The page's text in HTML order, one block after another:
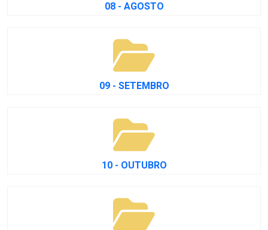
08 - AGOSTO
09 - SETEMBRO
10 - OUTUBRO